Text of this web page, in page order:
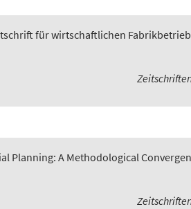
für wirtschaftlichen
Planning: A Methodological